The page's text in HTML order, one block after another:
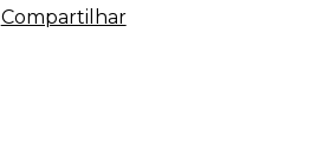
Compartilhar